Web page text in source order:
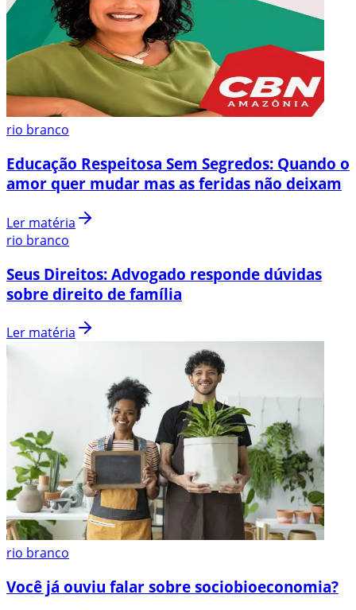
rio branco
Educação Respeitosa Sem Segredos: Quando o
amor quer mudar mas as feridas não deixam
Ler matéria
rio branco
Seus Direitos: Advogado responde dúvidas
sobre direito de família
Ler matéria
rio branco
Você já ouviu falar sobre sociobioeconomia?